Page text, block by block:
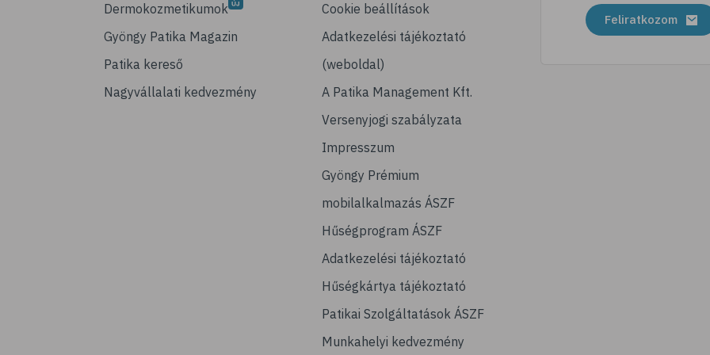
Dermokozmetikumok
Gyöngy Patika Magazin
Patika kereső
Nagyvállalati kedvezmény
Cookie beállítások
Adatkezelési tájékoztató
(weboldal)
A Patika Management Kft.
Versenyjogi szabályzata
Impresszum
Gyöngy Prémium
mobilalkalmazás ÁSZF
Hűségprogram ÁSZF
Adatkezelési tájékoztató
Hűségkártya tájékoztató
Patikai Szolgáltatások ÁSZF
Munkahelyi kedvezmény
Feliratkozom